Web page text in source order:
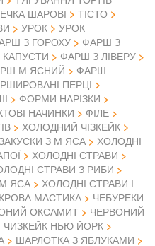
ШАРОВІ
ТІСТО
УРОК
УРОК
З ГОРОХУ
ФАРШ З
ФАРШ З ЛІВЕРУ
М ЯСНИЙ
ФАРШ
ПЕРЦІ
ФОРМИ НАРІЗКИ
НАЧИНКИ
ФІЛЕ
ХОЛОДНИЙ ЧІЗКЕЙК
З М ЯСА
ХОЛОДНІ
ХОЛОДНІ СТРАВИ
СТРАВИ З РИБИ
ЯСА
ХОЛОДНІ СТРАВИ І
МАСТИКА
ЧЕБУРЕКИ
ОКСАМИТ
ЧЕРВОНИЙ
ЧИЗКЕЙК НЬЮ ЙОРК
ШАРЛОТКА З ЯБЛУКАМИ